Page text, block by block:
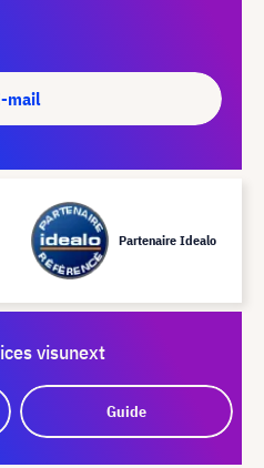
mail
Partenaire Idealo
visunext
Guide